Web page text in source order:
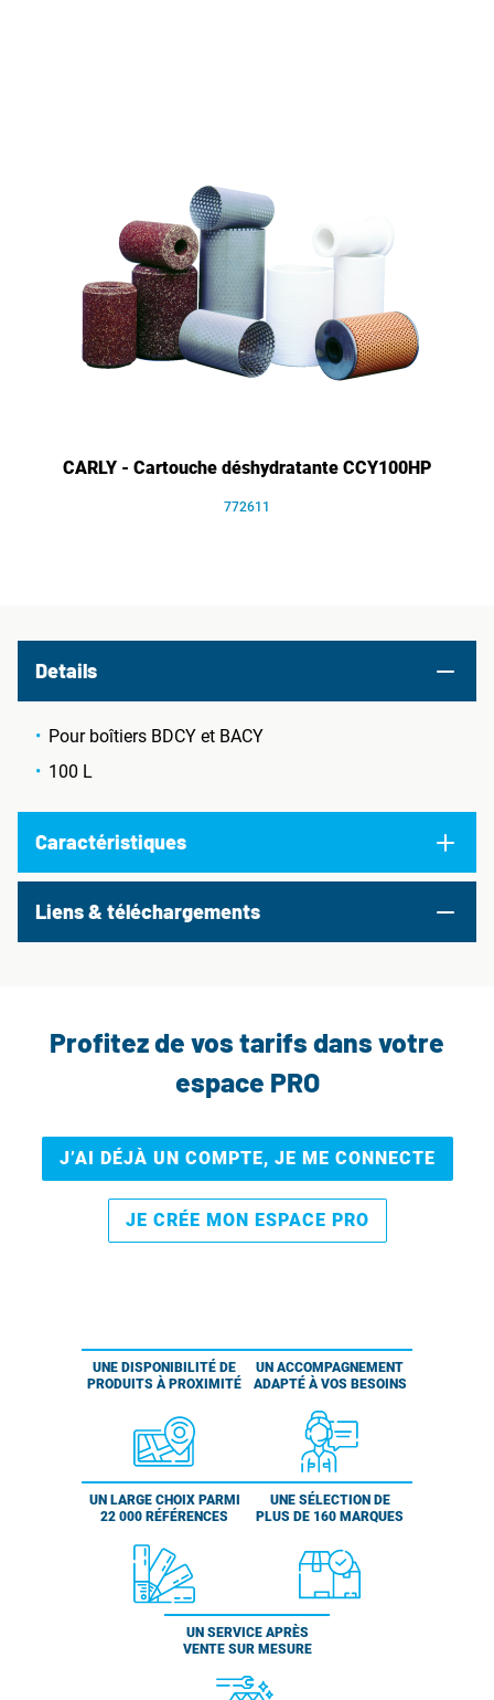
CARLY - Cartouche déshydratante CCY100HP
772611
Details
Pour boîtiers BDCY et BACY
100 L
Caractéristiques
Liens & téléchargements
Profitez de vos tarifs dans votre
espace PRO
J’AI DÉJÀ UN COMPTE, JE ME CONNECTE
JE CRÉE MON ESPACE PRO
UNE DISPONIBILITÉ DE
PRODUITS À PROXIMITÉ
UN ACCOMPAGNEMENT
ADAPTÉ À VOS BESOINS
UN LARGE CHOIX PARMI
22 000 RÉFÉRENCES
UNE SÉLECTION DE
PLUS DE 160 MARQUES
UN SERVICE APRÈS
VENTE SUR MESURE